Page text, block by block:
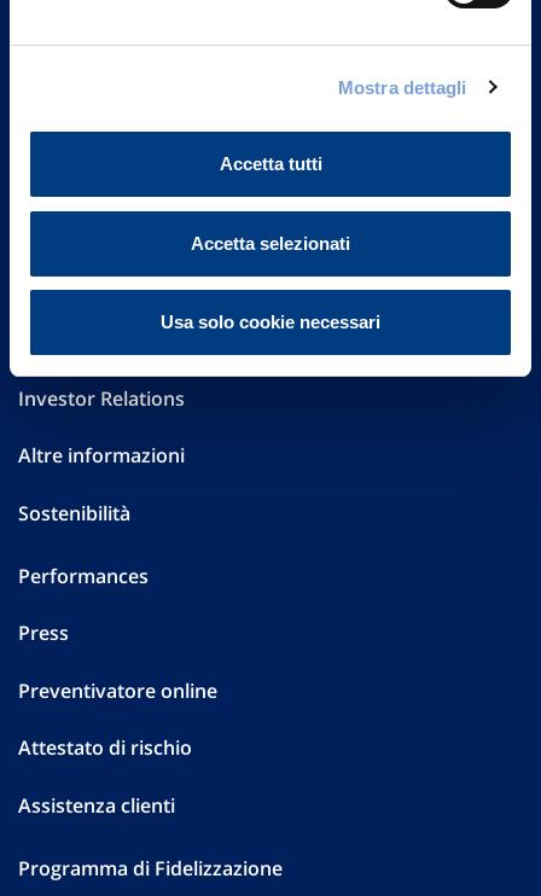
Mostra dettagli
Accetta tutti
Accetta selezionati
Usa solo cookie necessari
Vittoria Assicurazioni S.p.A.
20149 Milano
FAQ
Investor Relations
Altre informazioni
Sostenibilità
Performances
Press
Preventivatore online
Attestato di rischio
Assistenza clienti
Programma di Fidelizzazione